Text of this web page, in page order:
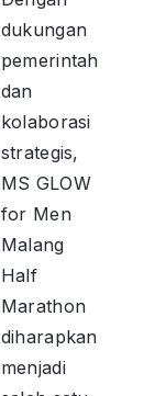
dukungan
pemerintah
dan
kolaborasi
strategis,
MS GLOW
for Men
Malang
Half
Marathon
diharapkan
menjadi